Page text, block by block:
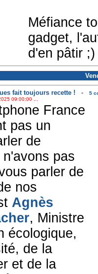
Méfiance
gadget,
d'en pâtir ;)
fait toujours recette ! -
5
09:00:00 ...
France
pas un
de
pas
parler de
nos
Agnès
, Ministre
écologique,
de la
et de la